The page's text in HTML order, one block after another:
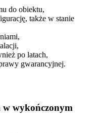
do obiektu,
także w stanie
po latach,
gwarancyjnej.
w wykończonym